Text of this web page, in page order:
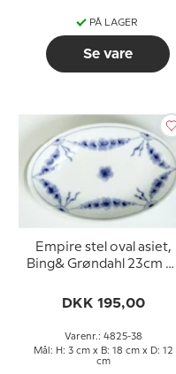
PÅ LAGER
Se vare
Empire stel oval asiet,
Bing& Grøndahl 23cm nr.
DKK 195,00
Varenr.: 4825-38
Mål: H: 3 cm x B: 18 cm x D: 12
cm